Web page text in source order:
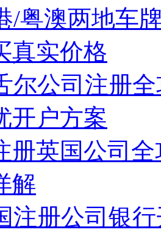
/粤澳两地车
真实价格
尔公司注册
开户方案
册英国公司
解
注册公司银